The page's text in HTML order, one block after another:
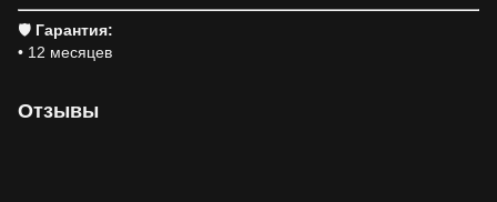
🛡 Гарантия:
• 12 месяцев
Отзывы